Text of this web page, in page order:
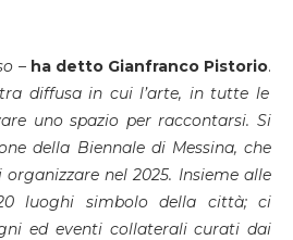
– ha detto Gianfranco Pistorio.
diffusa in cui l’arte, in tutte le
uno spazio per raccontarsi. Si
della Biennale di Messina, che
nel 2025. Insieme alle
luoghi simbolo della città; ci
ed eventi collaterali curati dai